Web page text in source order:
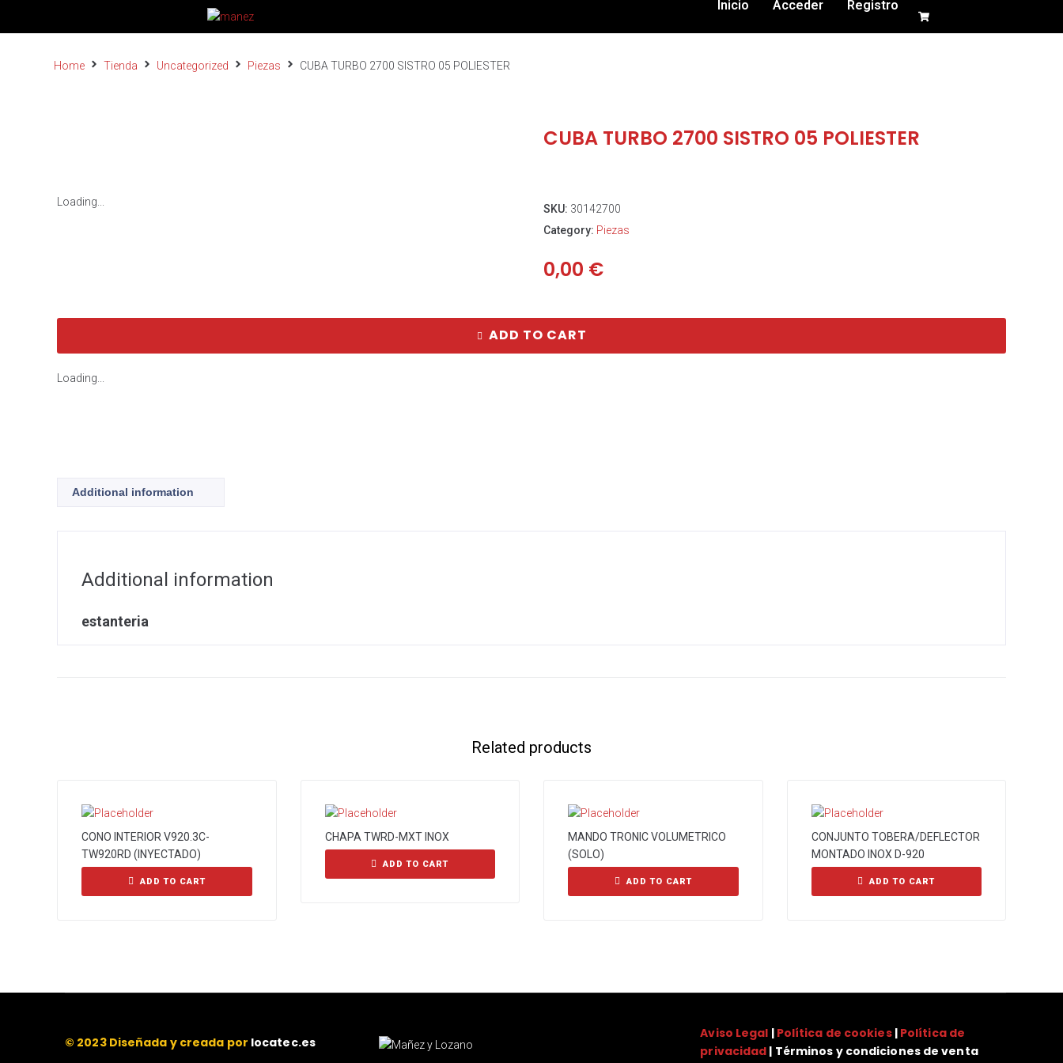
Inicio Acceder Registro
Home Tienda Uncategorized Piezas CUBA TURBO 2700 SISTRO 05 POLIESTER
Loading...
CUBA TURBO 2700 SISTRO 05 POLIESTER
SKU: 30142700
Category: Piezas
0,00 €
ADD TO CART
Loading...
Additional information
Additional information
estanteria
Related products
CONO INTERIOR V920.3C-
TW920RD (INYECTADO)
ADD TO CART
CHAPA TWRD-MXT INOX
ADD TO CART
MANDO TRONIC VOLUMETRICO
(SOLO)
ADD TO CART
CONJUNTO TOBERA/DEFLECTOR
MONTADO INOX D-920
ADD TO CART
© 2023 Diseñada y creada por locatec.es
Aviso Legal | Política de cookies| Política de
privacidad | Términos y condiciones de venta